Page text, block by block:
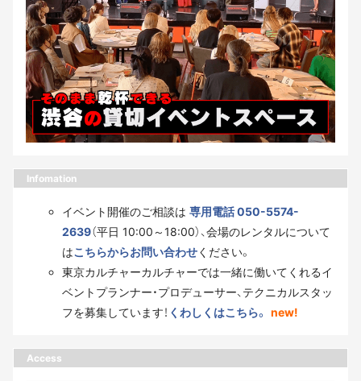
Infomation
イベント開催のご相談は 専用電話 050-5574-
2639（平日 10:00～18:00）、会場のレンタルについて
はこちらからお問い合わせください。
東京カルチャーカルチャーでは一緒に働いてくれるイ
ベントプランナー・プロデューサー、テクニカルスタッ
フを募集しています！ くわしくはこちら。 new!
Access